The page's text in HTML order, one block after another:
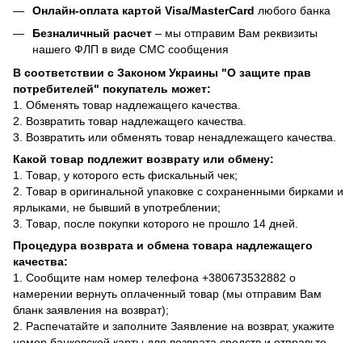
Онлайн-оплата картой Visa/MasterCard любого банка
Безналичный расчет – мы отправим Вам реквизиты
нашего ФЛП в виде СМС сообщения
В соответствии с Законом Украины "О защите прав
потребителей" покупатель может:
1. Обменять товар надлежащего качества.
2. Возвратить товар надлежащего качества.
3. Возвратить или обменять товар ненадлежащего качества.
Какой товар подлежит возврату или обмену:
1. Товар, у которого есть фискальный чек;
2. Товар в оригинальной упаковке с сохраненными бирками и
ярлыками, не бывший в употреблении;
3. Товар, после покупки которого не прошло 14 дней.
Процедура возврата и обмена товара надлежащего
качества:
1. Сообщите нам номер телефона +380673532882 о
намерении вернуть оплаченный товар (мы отправим Вам
бланк заявления на возврат);
2. Распечатайте и заполните Заявление на возврат, укажите